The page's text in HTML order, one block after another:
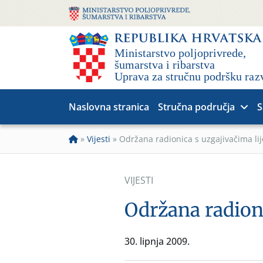
Naslovna stranica Stručna područja
» Vijesti » Održana radionica s uzgajivačima
VIJESTI
Održana
30. lipnja 2009.